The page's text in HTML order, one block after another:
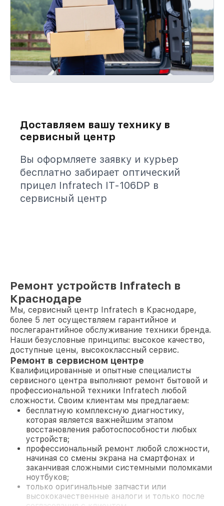
Доставляем вашу технику в
сервисный центр
Вы оформляете заявку и курьер
бесплатно забирает оптический
прицел Infratech IT-106DP в
сервисный центр
Ремонт устройств Infratech в
Краснодаре
Мы, сервисный центр Infratech в Краснодаре,
более 5 лет осуществляем гарантийное и
послегарантийное обслуживание техники бренда.
Наши безусловные принципы: высокое качество,
доступные цены, высококлассный сервис.
Ремонт в сервисном центре
Квалифицированные и опытные специалисты
сервисного центра выполняют ремонт бытовой и
профессиональной техники Infratech любой
сложности. Своим клиентам мы предлагаем:
бесплатную комплексную диагностику,
которая является важнейшим этапом
восстановления работоспособности любых
устройств;
профессиональный ремонт любой сложности,
начиная со смены экрана на смартфонах и
заканчивая сложными системными поломками
ноутбуков;
только оригинальные запчасти или
высококачественные аналоги и только после